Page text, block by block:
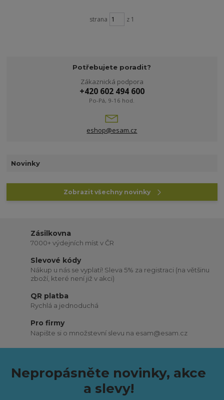
strana z 1
Potřebujete poradit?
Zákaznická podpora
+420 602 494 600
Po-Pá, 9-16 hod.
eshop@esam.cz
Novinky
Zobrazit všechny novinky
Zásilkovna
7000+ výdejních míst v ČR
Slevové kódy
Nákup u nás se vyplatí! Sleva 5% za registraci (na většinu
zboží, které není již v akci)
QR platba
Rychlá a jednoduchá
Pro firmy
Napište si o množstevní slevu na esam@esam.cz
Nepropásněte novinky, akce
a slevy!